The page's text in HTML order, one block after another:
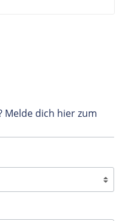
Melde dich hier zum